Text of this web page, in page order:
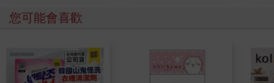
您可能會喜歡